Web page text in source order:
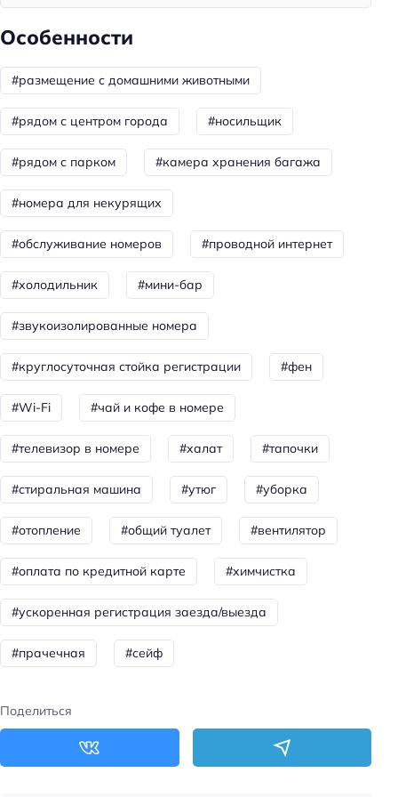
Доставка еды в номер
Чай/кофе в номерах
Номера для некурящих
Вентилятор
Совмещённые номера
Номера для курящих
Тапочки
Халат
Телевизор в номере
Утюг
Холодильник
Фен
Номера со звукоизоляцией
Уборка
Питание
Бар
Завтрак
Красота и здоровье
Душ
Аниматоры
Пляжный отдых
Особенности
#размещение с домашними животными
#рядом с центром города #носильщик
#рядом с парком #камера хранения багажа
#номера для некурящих
#обслуживание номеров #проводной интернет
#холодильник #мини-бар
#звукоизолированные номера
#круглосуточная стойка регистрации #фен
#Wi-Fi #чай и кофе в номере
#телевизор в номере #халат #тапочки
#стиральная машина #утюг #уборка
#отопление #общий туалет #вентилятор
#оплата по кредитной карте #химчистка
#ускоренная регистрация заезда/выезда
#прачечная #сейф
Поделиться